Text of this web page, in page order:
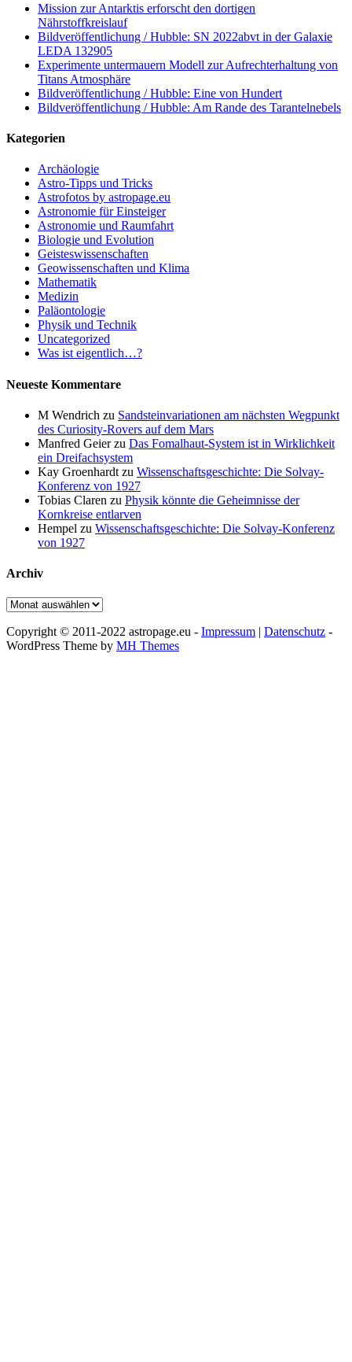
Mission zur Antarktis erforscht den dortigen
Nährstoffkreislauf
Bildveröffentlichung / Hubble: SN 2022abvt in der Galaxie
LEDA 132905
Experimente untermauern Modell zur Aufrechterhaltung von
Titans Atmosphäre
Bildveröffentlichung / Hubble: Eine von Hundert
Bildveröffentlichung / Hubble: Am Rande des Tarantelnebels
Kategorien
Archäologie
Astro-Tipps und Tricks
Astrofotos by astropage.eu
Astronomie für Einsteiger
Astronomie und Raumfahrt
Biologie und Evolution
Geisteswissenschaften
Geowissenschaften und Klima
Mathematik
Medizin
Paläontologie
Physik und Technik
Uncategorized
Was ist eigentlich…?
Neueste Kommentare
M Wendrich zu Sandsteinvariationen am nächsten Wegpunkt
des Curiosity-Rovers auf dem Mars
Manfred Geierzu Das Fomalhaut-System ist in Wirklichkeit
ein Dreifachsystem
Kay Groenhardt zu Wissenschaftsgeschichte: Die Solvay-
Konferenz von 1927
Tobias Claren zu Physik könnte die Geheimnisse der
Kornkreise entlarven
Hempel zu Wissenschaftsgeschichte: Die Solvay-Konferenz
von 1927
Archiv
Archiv
Copyright © 2011-2022 astropage.eu - Impressum | Datenschutz -
WordPress Theme by MH Themes